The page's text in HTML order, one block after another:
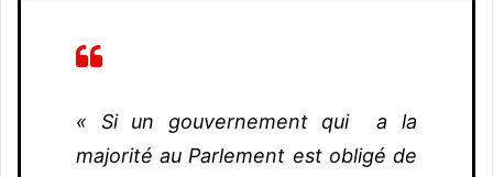
« Si un gouvernement qui a la
majorité au Parlement est obligé de